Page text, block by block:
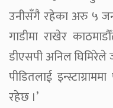
उनीसँगै रहेका अरु ५
गाडीमा राखेर
डीएसपी अनिल
पीडितलाई
रहेछ ।’